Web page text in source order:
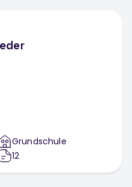
Grundschule
12